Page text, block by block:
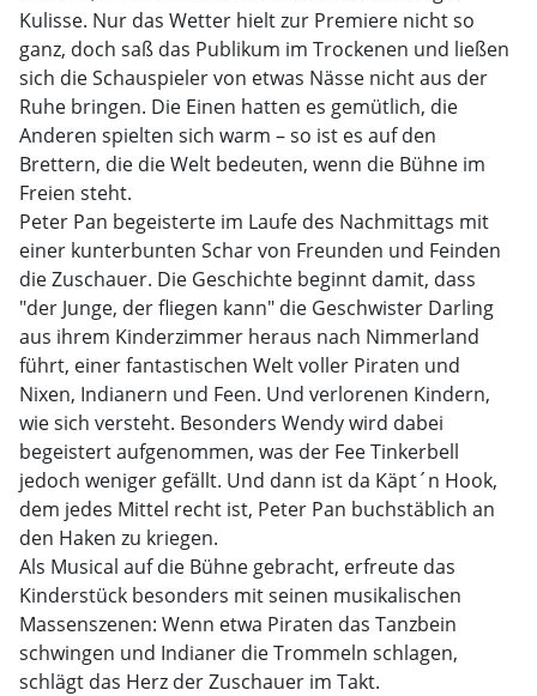
Kulisse. Nur das Wetter hielt zur Premiere nicht so
ganz, doch saß das Publikum im Trockenen und ließen
sich die Schauspieler von etwas Nässe nicht aus der
Ruhe bringen. Die Einen hatten es gemütlich, die
Anderen spielten sich warm – so ist es auf den
Brettern, die die Welt bedeuten, wenn die Bühne im
Freien steht.
Peter Pan begeisterte im Laufe des Nachmittags mit
einer kunterbunten Schar von Freunden und Feinden
die Zuschauer. Die Geschichte beginnt damit, dass
"der Junge, der fliegen kann" die Geschwister Darling
aus ihrem Kinderzimmer heraus nach Nimmerland
führt, einer fantastischen Welt voller Piraten und
Nixen, Indianern und Feen. Und verlorenen Kindern,
wie sich versteht. Besonders Wendy wird dabei
begeistert aufgenommen, was der Fee Tinkerbell
jedoch weniger gefällt. Und dann ist da Käpt´n Hook,
dem jedes Mittel recht ist, Peter Pan buchstäblich an
den Haken zu kriegen.
Als Musical auf die Bühne gebracht, erfreute das
Kinderstück besonders mit seinen musikalischen
Massenszenen: Wenn etwa Piraten das Tanzbein
schwingen und Indianer die Trommeln schlagen,
schlägt das Herz der Zuschauer im Takt.